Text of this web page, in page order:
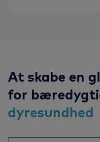
At skabe en
for
dyresundhed